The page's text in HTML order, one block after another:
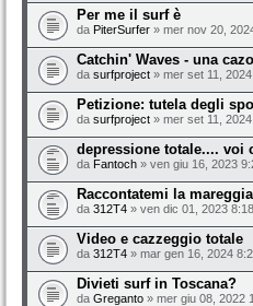
Per me il surf è
da PiterSurfer » mer nov 20,
Catchin' Waves - una
da surfproject » mer set 11,
Petizione: tutela degli
da surfproject » mer set 11,
depressione totale.... voi
da Fantoch » ven giu 16, 2023
Raccontatemi la
da 312T4 » ven dic 01, 2023
Video e cazzeggio totale
da 312T4 » mar gen 16, 2024
Divieti surf in Toscana?
da Greganto » mer giu 08, 2022